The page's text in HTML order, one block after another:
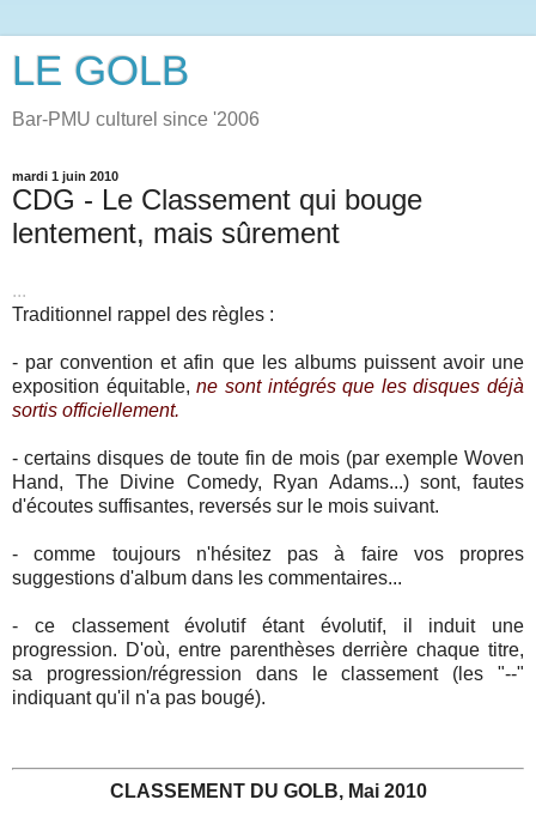
LE GOLB
Bar-PMU culturel since '2006
mardi 1 juin 2010
CDG - Le Classement qui bouge
lentement, mais sûrement
...
Traditionnel rappel des règles :
- par convention et afin que les albums puissent avoir une
exposition équitable,ne sont intégrés que les disques déjà
sortis officiellement.
- certains disques de toute fin de mois (par exemple Woven
Hand, The Divine Comedy, Ryan Adams...) sont, fautes
d'écoutes suffisantes, reversés sur le mois suivant.
- comme toujours n'hésitez pas à faire vos propres
suggestions d'album dans les commentaires...
- ce classement évolutif étant évolutif, il induit une
progression. D'où, entre parenthèses derrière chaque titre,
sa progression/régression dans le classement (les "--"
indiquant qu'il n'a pas bougé).
CLASSEMENT DU GOLB, Mai 2010